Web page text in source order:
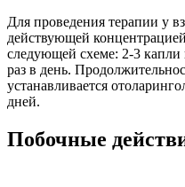
Для проведения терапии у
действующей
следующей схеме: 2-3
раз в день.
устанавливается
дней.
Побочные